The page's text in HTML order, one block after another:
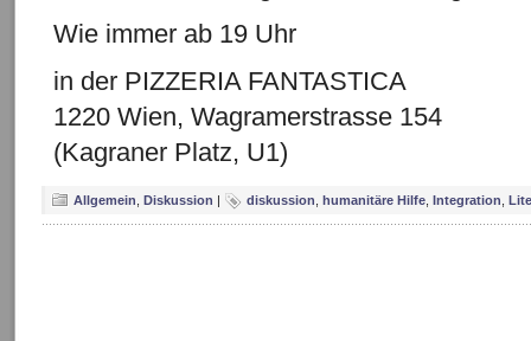
Wie immer ab 19 Uhr
in der PIZZERIA FANTASTICA
1220 Wien, Wagramerstrasse 154
(Kagraner Platz, U1)
Allgemein Diskussion | diskussion humanitäre Hilfe Integration